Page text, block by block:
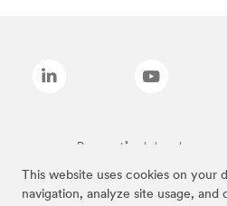
This website uses cookies on your
navigation, analyze site usage,
De ovenstående brands er